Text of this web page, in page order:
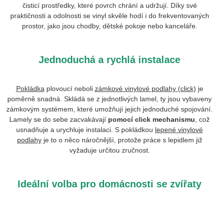
čisticí prostředky, které povrch chrání a udržují. Díky své
praktičnosti a odolnosti se vinyl skvěle hodí i do frekventovaných
prostor, jako jsou chodby, dětské pokoje nebo kanceláře.
Jednoduchá a rychlá instalace
Pokládka plovoucí neboli zámkové vinylové podlahy (click) je
poměrně snadná. Skládá se z jednotlivých lamel, ty jsou vybaveny
zámkovým systémem, které umožňují jejich jednoduché spojování.
Lamely se do sebe zacvakávají pomocí click mechanismu , což
usnadňuje a urychluje instalaci. S pokládkou lepené vinylové
podlahyje to o něco náročnější, protože práce s lepidlem již
vyžaduje určitou zručnost.
Ideální volba pro domácnosti se zvířaty